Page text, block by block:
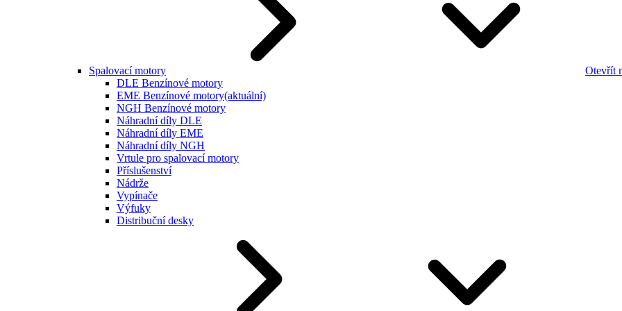
Spalovací motory
Otevřít
DLE Benzínové motory
EME Benzínové motory(aktuální)
NGH Benzínové motory
Náhradní díly DLE
Náhradní díly EME
Náhradní díly NGH
Vrtule pro spalovací motory
Příslušenství
Nádrže
Vypínače
Výfuky
Distribuční desky